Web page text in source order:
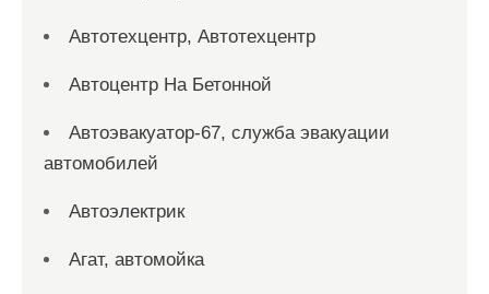
Автотехцентр, Автотехцентр
Автоцентр На Бетонной
Автоэвакуатор-67, служба эвакуации
автомобилей
Автоэлектрик
Агат, автомойка